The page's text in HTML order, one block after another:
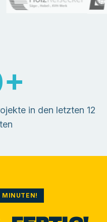
+
in den letzten 12
MINUTEN!